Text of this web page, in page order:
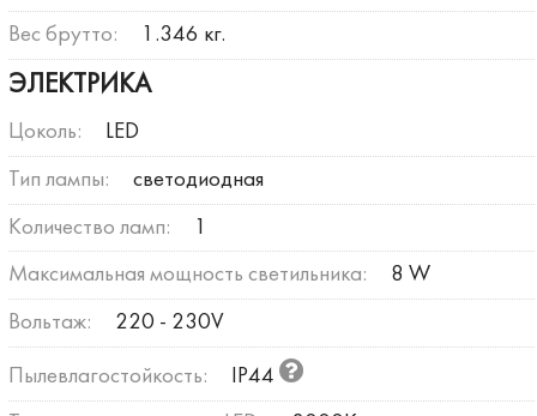
Вес брутто: 1.346 кг.
ЭЛЕКТРИКА
Цоколь: LED
Тип лампы: светодиодная
Количество ламп: 1
Максимальная мощность светильника: 8 W
Вольтаж: 220 - 230V
Пылевлагостойкость: IP44